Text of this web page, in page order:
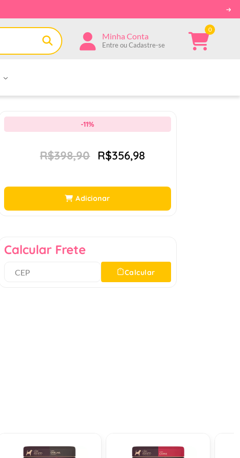
Minha Conta
Entre ou Cadastre-se
0
-11%
R$398,90 R$356,98
Adicionar
Calcular Frete
Calcular